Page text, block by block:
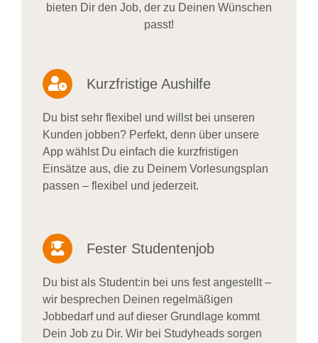
bieten Dir den Job, der zu Deinen Wünschen
passt!
Kurzfristige Aushilfe
Du bist sehr flexibel und willst bei unseren
Kunden jobben? Perfekt, denn über unsere
App wählst Du einfach die kurzfristigen
Einsätze aus, die zu Deinem Vorlesungsplan
passen – flexibel und jederzeit.
Fester Studentenjob
Du bist als Student:in bei uns fest angestellt –
wir besprechen Deinen regelmäßigen
Jobbedarf und auf dieser Grundlage kommt
Dein Job zu Dir. Wir bei Studyheads sorgen